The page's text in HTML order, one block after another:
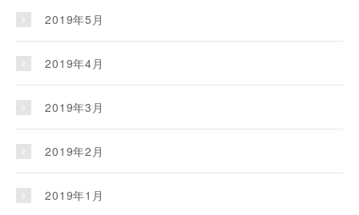
2019年5月
2019年4月
2019年3月
2019年2月
2019年1月